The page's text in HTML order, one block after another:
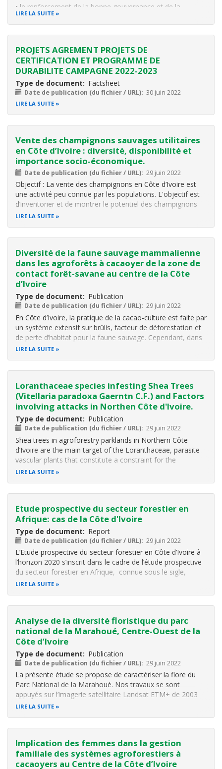
• le renforcement de la bonne gouvernance et de la
transparence dans la gestion des ressources ;
LIRE LA SUITE
PROJETS AGREMENT PROJETS DE
CERTIFICATION ET PROGRAMME DE
DURABILITE CAMPAGNE 2022-2023
Type de document Factsheet
Date de publication (du fichier / URL) 30 juin 2022
LIRE LA SUITE
Vente des champignons sauvages utilitaires
en Côte d’Ivoire : diversité, disponibilité et
importance socio-économique.
Date de publication (du fichier / URL) 29 juin 2022
Objectif : La vente des champignons en Côte d’Ivoire est
une activité peu connue par les populations. L'objectif est
d’inventorier et de montrer le potentiel des champignons
comestibles dans les marchés en vue de leur conservation
Métho
LIRE LA SUITE
Diversité de la faune sauvage mammalienne
dans les agroforêts à cacaoyer de la zone de
contact forêt-savane au centre de la Côte
d’Ivoire
Type de document Publication
Date de publication (du fichier / URL) 29 juin 2022
En Côte d’Ivoire, la pratique de la cacao-culture est faite par
un système extensif sur brûlis, facteur de déforestation et
de perte d’habitat pour la faune sauvage. Cependant, dans
certaines régions du pays comme celle de Toumodi, les
LIRE LA SUITE
Loranthaceae species infesting Shea Trees
(Vitellaria paradoxa Gaerntn C.F.) and Factors
involving attacks in Northen Côte d'Ivoire.
Type de document Publication
Date de publication (du fichier / URL) 29 juin 2022
Shea trees in agroforestry parklands in Northern Côte
d’Ivoire are the main target of the Loranthaceae, parasite
vascular plants that constitute a constraint for the
availability of the shea genetic resources. The purpose of
LIRE LA SUITE
Etude prospective du secteur forestier en
Afrique: cas de la Côte d'Ivoire
Type de document Report
Date de publication (du fichier / URL) 29 juin 2022
L’Etude prospective du secteur forestier en Côte d’Ivoire à
l’horizon 2020 s’inscrit dans le cadre de l’étude prospective
du secteur forestier en Afrique, connue sous le sigle,
FOSA (Forest Outlook Study for Africa). Elle est une
LIRE LA SUITE
Analyse de la diversité floristique du parc
national de la Marahoué, Centre-Ouest de la
Côte d’Ivoire
Type de document Publication
Date de publication (du fichier / URL) 29 juin 2022
La présente étude se propose de caractériser la flore du
Parc National de la Marahoué. Nos travaux se sont
appuyés sur l’imagerie satellitaire Landsat ETM+ de 2003
pour la description des différents types de végétation et
LIRE LA SUITE
Implication des femmes dans la gestion
familiale des systèmes agroforestiers à
cacaoyers au Centre de la Côte d’Ivoire